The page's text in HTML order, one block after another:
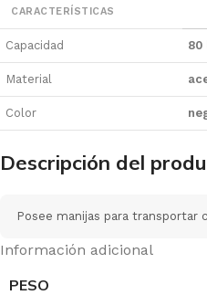
CARACTERÍSTICAS
Capacidad 80
Material
Color
Descripción del
Posee manijas para transportar
Información adicional
PESO